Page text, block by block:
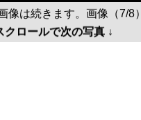
像は続きます。画像（7/8）
クロールで次の写真 ↓